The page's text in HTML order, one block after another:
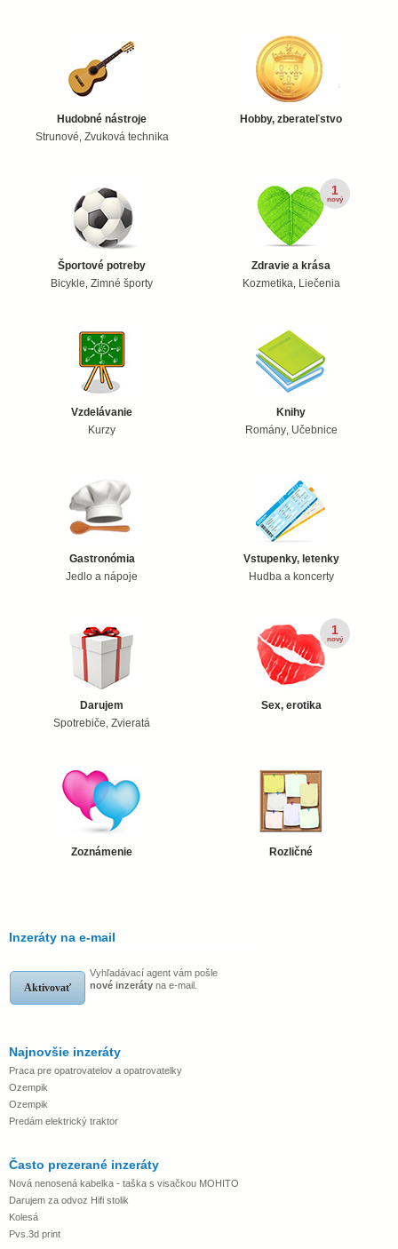
Hudobné nástroje
Strunové Zvuková technika
Hobby, zberateľstvo
Športové potreby
Bicykle ,Zimné športy
1
nový
Zdravie a krása
Kozmetika
Liečenia
Vzdelávanie
Kurzy
Knihy
Romány, Učebnice
Gastronómia
Jedlo a nápoje
Vstupenky, letenky
Hudba a koncerty
Darujem
Spotrebiče ,Zvieratá
1
nový
Sex, erotika
Zoznámenie Rozličné
Inzeráty na e-mail
Aktivovať
Vyhľadávací agent vám pošle
nové inzeráty na e-mail.
Najnovšie inzeráty
Praca pre opatrovatelov a opatrovatelky
Ozempik
Ozempik
Predám elektrický traktor
Často prezerané inzeráty
Nová nenosená kabelka - taška s visačkou MOHITO
Darujem za odvoz Hifi stolik
Kolesá
Pvs.3d print